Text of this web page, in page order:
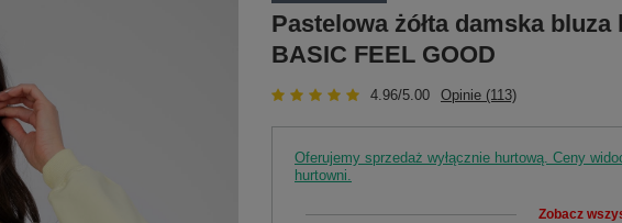
Pastelowa żółta damska bluza
BASIC FEEL GOOD
4.96/5.00 Opinie (113)
Oferujemy sprzedaż wyłącznie hurtową. Ceny
hurtowni.
Zobacz